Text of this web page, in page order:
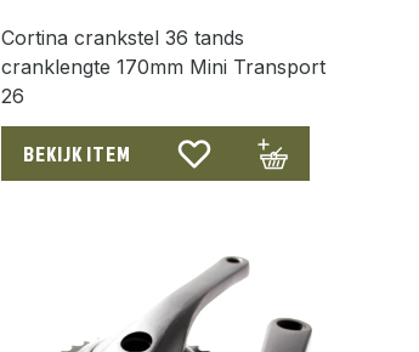
Cortina crankstel 36 tands
cranklengte 170mm Mini Transport
26
BEKIJK ITEM